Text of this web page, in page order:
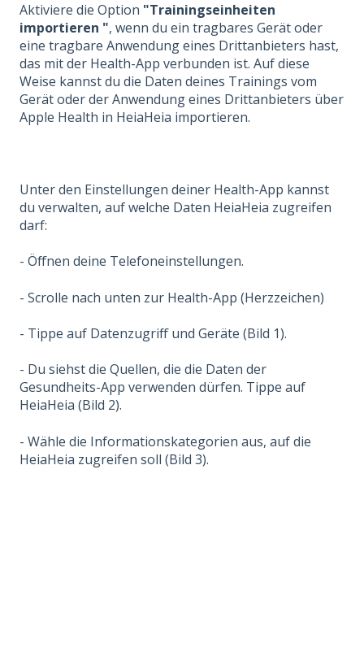
Aktiviere die Option "Trainingseinheiten
importieren ", wenn du ein tragbares Gerät oder
eine tragbare Anwendung eines Drittanbieters hast,
das mit der Health-App verbunden ist. Auf diese
Weise kannst du die Daten deines Trainings vom
Gerät oder der Anwendung eines Drittanbieters über
Apple Health in HeiaHeia importieren.
Unter den Einstellungen deiner Health-App kannst
du verwalten, auf welche Daten HeiaHeia zugreifen
darf:
- Öffnen deine Telefoneinstellungen.
- Scrolle nach unten zur Health-App (Herzzeichen)
- Tippe auf Datenzugriff und Geräte (Bild 1).
- Du siehst die Quellen, die die Daten der
Gesundheits-App verwenden dürfen. Tippe auf
HeiaHeia (Bild 2).
- Wähle die Informationskategorien aus, auf die
HeiaHeia zugreifen soll (Bild 3).